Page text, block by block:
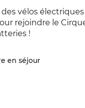
vélos
rejoindre le
!
en séjour